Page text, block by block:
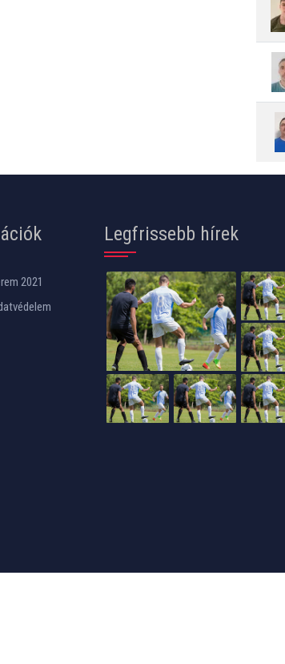
2021
Legfrissebb hírek